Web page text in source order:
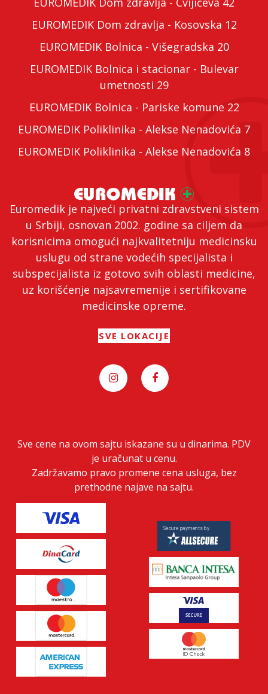
Euromedik je najveći privatni zdravstveni sistem
u Srbiji, osnovan 2002. godine sa ciljem da
korisnicima omogući najkvalitetniju medicinsku
uslugu od strane vodećih specijalista i
subspecijalista iz gotovo svih oblasti medicine,
uz korišćenje najsavremenije i sertifikovane
medicinske opreme.
SVE LOKACIJE
EUROMEDIK Dom zdravlja - Kosovska 12
EUROMEDIK Bolnica - Višegradska 20
EUROMEDIK Bolnica i stacionar - Bulevar
umetnosti 29
EUROMEDIK Bolnica - Pariske komune 22
EUROMEDIK Poliklinika - Alekse Nenadovića 7
EUROMEDIK Poliklinika - Alekse Nenadovića 8
Sve cene na ovom sajtu iskazane su u dinarima. PDV
je uračunat u cenu.
Zadržavamo pravo promene cena usluga, bez
prethodne najave na sajtu.